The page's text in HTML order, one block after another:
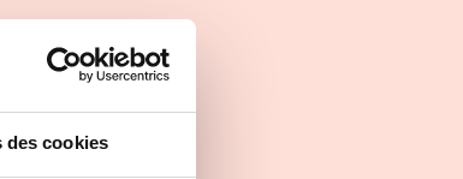
des cookies